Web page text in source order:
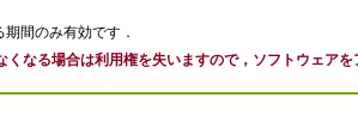
間のみ有効です．
なる場合は利用権を失いますので，ソフトウェアを